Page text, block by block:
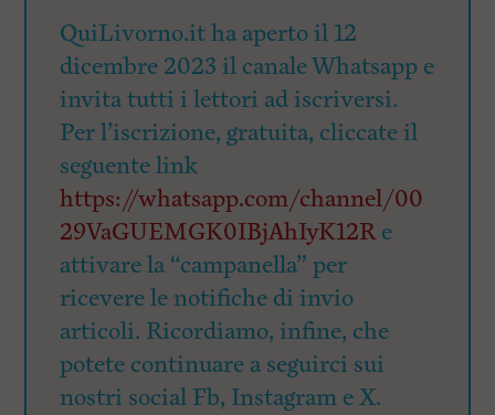
QuiLivorno.it ha aperto il 12
dicembre 2023 il canale Whatsapp e
invita tutti i lettori ad iscriversi.
Per l’iscrizione, gratuita, cliccate il
seguente link
https://whatsapp.com/channel/00
29VaGUEMGK0IBjAhIyK12Re
attivare la “campanella” per
ricevere le notifiche di invio
articoli. Ricordiamo, infine, che
potete continuare a seguirci sui
nostri social Fb, Instagram e X.